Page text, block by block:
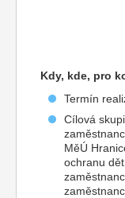
Kdy, kde, pro
Termín
Cílová
MěÚ
ochranu